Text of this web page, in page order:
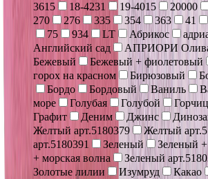
3615
18-4231 19-4015 20000
270
276 335 354 363 41
75
934 LT Абрикос
Английский сад
АПРИОРИ
Бежевый
Бежевый + фиолетовый
горох на красном
Бирюзовый
Бордо
Бордовый Ваниль
море
Голубая Голубой
Графит
Деним Джинс
Желтый арт.5180379
Желтый
арт.5180391
Зеленый Зеленый
+ морская волна
Зеленый
Золотые лилии
Изумруд Какао